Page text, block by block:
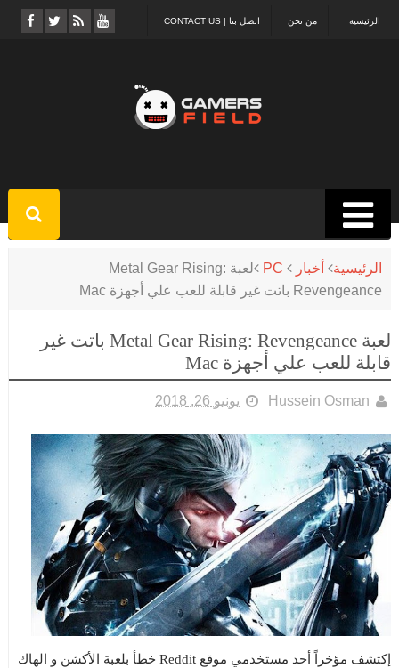
اتصل بنا | CONTACT US من نحن الرئيسية
الرئيسية أخبار PC
لعبة Metal Gear Rising:
Revengeance باتت غير قابلة للعب علي أجهزة Mac
لعبة Metal Gear Rising: Revengeance باتت غير
قابلة للعب علي أجهزة Mac
Hussein Osman يونيو 26, 2018
إكتشف مؤخراً أحد مستخدمي موقع Reddit خطأ بلعبة الأكشن و الهاك